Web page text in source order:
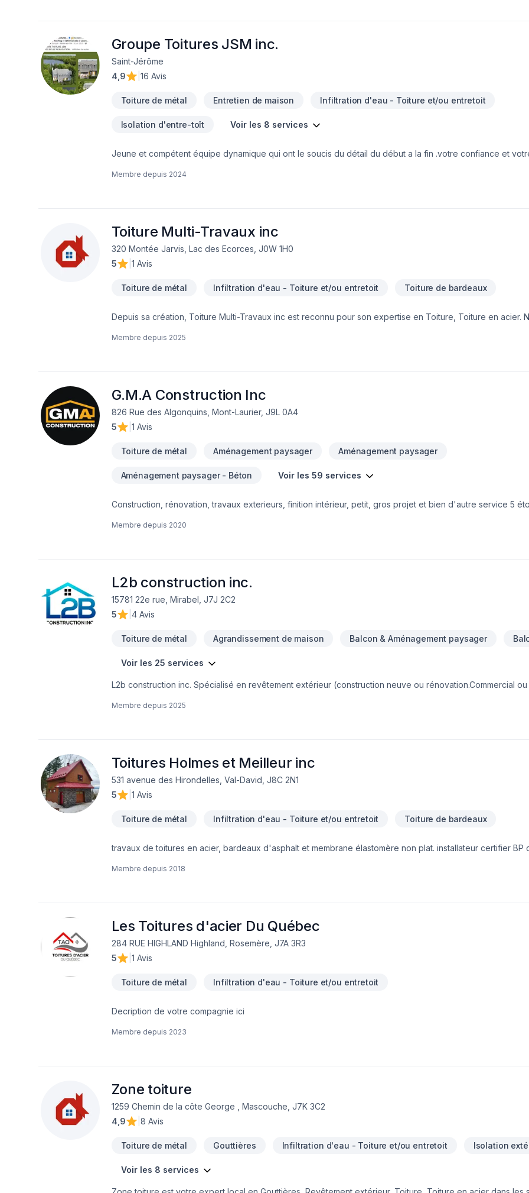
Groupe Toitures JSM inc.
Saint-Jérôme
4,9
16 Avis
Toiture de métal Entretien de maison Infiltration d'eau - Toiture et/ou entretoit
Isolation d'entre-toît Voir les 8 services
Jeune et compétent équipe dynamique qui ont le soucis du détail du début a la fin .votre confiance et
Membre depuis 2024
Toiture Multi-Travaux inc
320 Montée Jarvis, Lac des Ecorces, J0W 1H0
5
1 Avis
Toiture de métal Infiltration d'eau - Toiture et/ou entretoit Toiture de bardeaux
Depuis sa création, Toiture Multi-Travaux inc est reconnu pour son expertise en Toiture, Toiture en acier.
délais et votre vision. Transformons ensemble vos idées en réalité. Contactez-nous dès maintenant. Notre
Membre depuis 2025
G.M.A Construction Inc
826 Rue des Algonquins, Mont-Laurier, J9L 0A4
5
1 Avis
Toiture de métal Aménagement paysager Aménagement paysager
Aménagement paysager - Béton Voir les 59 services
Construction, rénovation, travaux exterieurs, finition intérieur, petit, gros projet et bien d'autre service 5 étoiles
Membre depuis 2020
L2b construction inc.
15781 22e rue, Mirabel, J7J 2C2
5
4 Avis
Toiture de métal Agrandissement de maison Balcon & Aménagement paysager
Voir les 25 services
L2b construction inc. Spécialisé en revêtement extérieur (construction neuve ou rénovation.Commercial
approche centrée sur le client, nous proposons des solutions adaptées à vos besoins spécifiques et à
Membre depuis 2025
Toitures Holmes et Meilleur inc
531 avenue des Hirondelles, Val-David, J8C 2N1
5
1 Avis
Toiture de métal Infiltration d'eau - Toiture et/ou entretoit Toiture de bardeaux
travaux de toitures en acier, bardeaux d'asphalt et membrane élastomère non plat.
Membre depuis 2018
Les Toitures d'acier Du Québec
284 RUE HIGHLAND Highland, Rosemère, J7A 3R3
5
1 Avis
Toiture de métal Infiltration d'eau - Toiture et/ou entretoit
Decription de votre compagnie ici
Membre depuis 2023
Zone toiture
1259 Chemin de la côte George , Mascouche, J7K 3C2
4,9
8 Avis
Toiture de métal Gouttières Infiltration d'eau - Toiture et/ou entretoit Isolation
Voir les 8 services